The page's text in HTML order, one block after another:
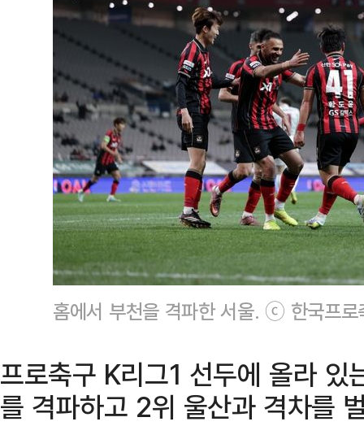
홈에서 부천을 격파한 서울. ⓒ 한국프로
프로축구 K리그1 선두에 올라
를 격파하고 2위 울산과 격차를